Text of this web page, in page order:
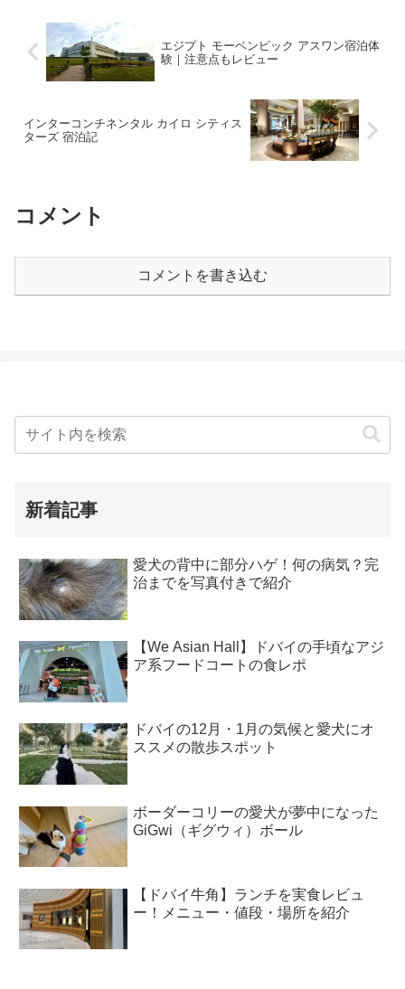
エジプト モーベンピック アスワン宿泊体
験｜注意点もレビュー
インターコンチネンタル カイロ シティス
ターズ 宿泊記
コメント
コメントを書き込む
新着記事
愛犬の背中に部分ハゲ！何の病気？完
治までを写真付きで紹介
【We Asian Hall】ドバイの手頃なアジ
ア系フードコートの食レポ
ドバイの12月・1月の気候と愛犬にオ
ススメの散歩スポット
ボーダーコリーの愛犬が夢中になった
GiGwi（ギグウィ）ボール
【ドバイ牛角】ランチを実食レビュ
ー！メニュー・値段・場所を紹介